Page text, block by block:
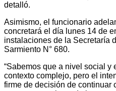
detalló.
Asimismo, el funcionario
concretará el día lunes 14 de
instalaciones de la Secretaría
Sarmiento N° 680.
“Sabemos que a nivel social y
contexto complejo, pero el
firme de decisión de continuar